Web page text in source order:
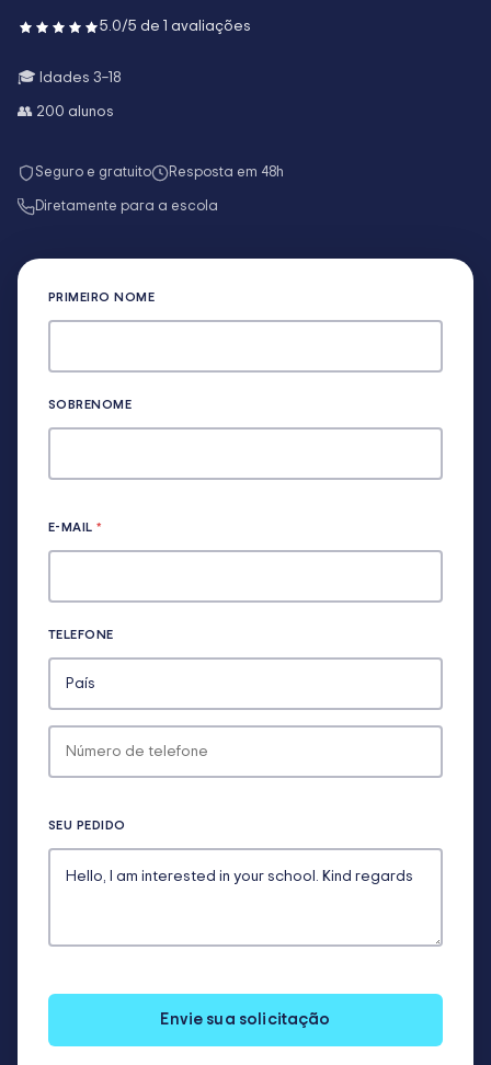
5.0/5 de avaliações
🎓 Idades 3–18
👥 200 alunos
Seguro e gratuito Resposta em 48h
Diretamente para a escola
PRIMEIRO NOME
SOBRENOME
E-MAIL*
TELEFONE
SEU PEDIDO
Envie sua solicitação